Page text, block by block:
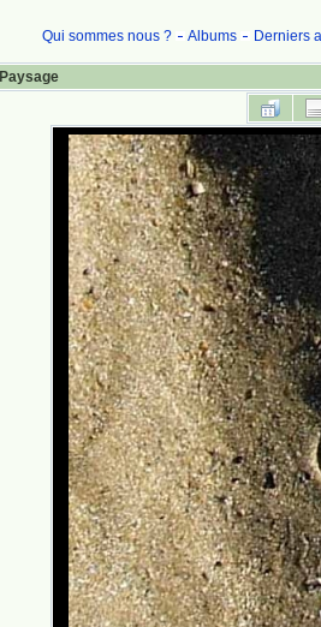
Qui sommes nous ?
Albums Derniers
Paysage